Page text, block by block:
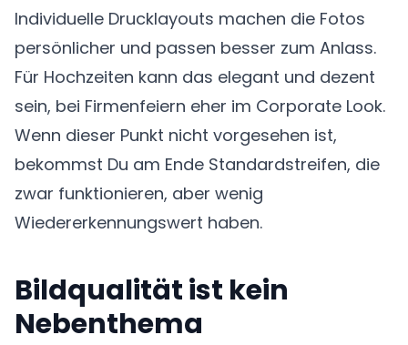
Individuelle Drucklayouts machen die Fotos
persönlicher und passen besser zum Anlass.
Für Hochzeiten kann das elegant und dezent
sein, bei Firmenfeiern eher im Corporate Look.
Wenn dieser Punkt nicht vorgesehen ist,
bekommst Du am Ende Standardstreifen, die
zwar funktionieren, aber wenig
Wiedererkennungswert haben.
Bildqualität ist kein
Nebenthema